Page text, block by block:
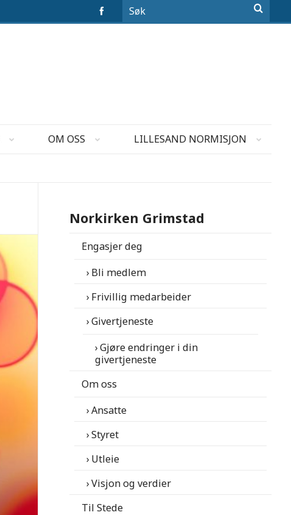
OM OSS LILLESAND NORMISJON
Norkirken Grimstad
Engasjer deg
Bli medlem
Frivillig medarbeider
Givertjeneste
Gjøre endringer i din
givertjeneste
Om oss
Ansatte
Styret
Utleie
Visjon og verdier
Til Stede